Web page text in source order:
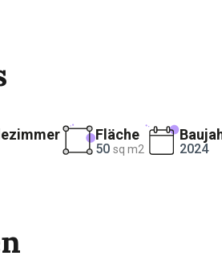
Fläche
50 sq m2 2024